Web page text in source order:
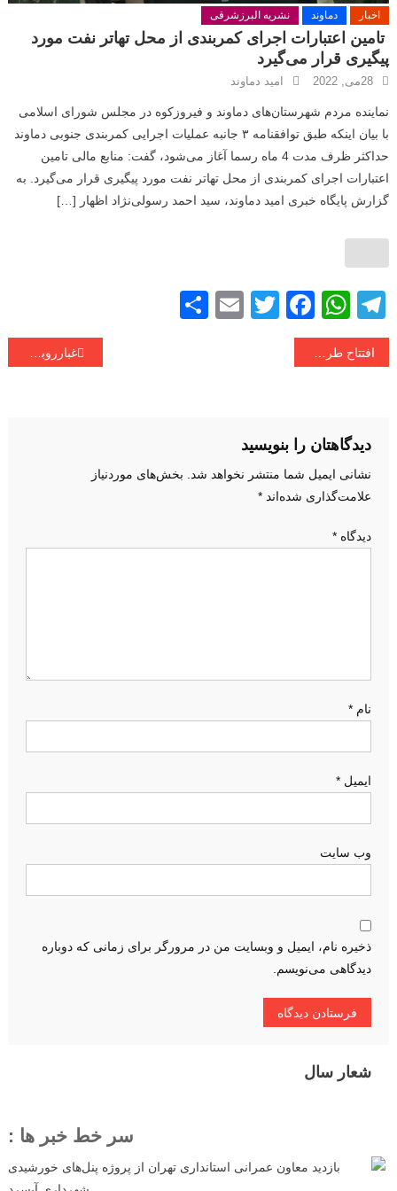
اخبار دماوند نشریه البرزشرقی
تامین اعتبارات اجرای کمربندی از محل تهاتر نفت مورد
پیگیری قرار می‌گیرد
28می, 2022 امید دماوند
نماینده مردم شهرستان‌های دماوند و فیروزکوه در مجلس شورای اسلامی
با بیان اینکه طبق توافقنامه ۳ جانبه عملیات اجرایی کمربندی جنوبی دماوند
حداکثر ظرف مدت 4 ماه رسما آغاز ‌می‌شود، گفت: منابع مالی تامین
اعتبارات اجرای کمربندی از محل تهاتر نفت مورد پیگیری قرار می‌گیرد. به
گزارش پایگاه خبری امید دماوند، سید احمد رسولی‌نژاد اظهار […]
T
el
e
m
W
h
at
p
p
F
o
o
k
T
E
غبارروبی گلزار شهدای دماوند به مناسبت هفته قوه قضاییه
دیدگاهتان را بنویسید
نشانی ایمیل شما منتشر نخواهد شد.
بخش‌های موردنیاز
علامت‌گذاری شده‌اند *
دیدگاه *
نام *
ایمیل *
وب‌ سایت
ذخیره نام، ایمیل و وبسایت من در مرورگر برای زمانی که دوباره
دیدگاهی می‌نویسم.
شعار سال
سر خط خبر ها :